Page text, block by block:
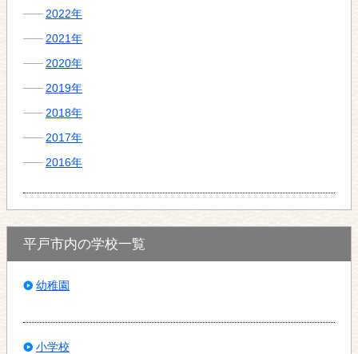
2022年
2021年
2020年
2019年
2018年
2017年
2016年
平戸市内の学校一覧
幼稚園
小学校